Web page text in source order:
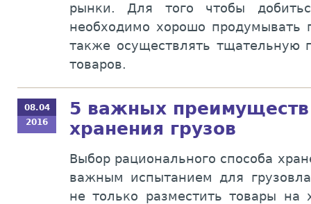
рынки. Для того чтобы
необходимо хорошо продумывать
также осуществлять тщательную
товаров.
08.04
2016
5 важных преимуществ
хранения грузов
Выбор рационального способа
важным испытанием для
не только разместить товары на